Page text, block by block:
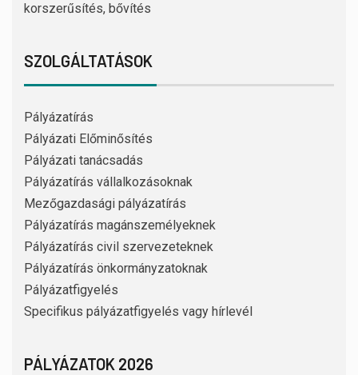
korszerűsítés, bővítés
SZOLGÁLTATÁSOK
Pályázatírás
Pályázati Előminősítés
Pályázati tanácsadás
Pályázatírás vállalkozásoknak
Mezőgazdasági pályázatírás
Pályázatírás magánszemélyeknek
Pályázatírás civil szervezeteknek
Pályázatírás önkormányzatoknak
Pályázatfigyelés
Specifikus pályázatfigyelés vagy hírlevél
PÁLYÁZATOK 2026